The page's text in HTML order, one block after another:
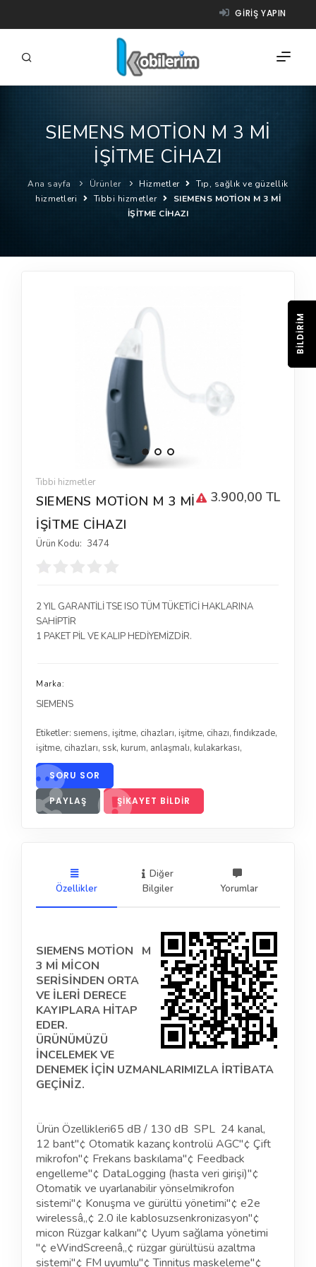
GIRIŞ YAPIN
FIRMALAR
ÜRÜNLER
NASIL ÇALIŞIR?
YARDIM
SIEMENS MOTİON M 3 Mİ
İŞİTME CİHAZI
Ana sayfa Ürünler Hizmetler
Tıp, sağlık ve güzellik
hizmetleri
Tıbbi hizmetler
SIEMENS MOTİON M 3 Mİ
İŞİTME CİHAZI
Tıbbi hizmetler
3.900,00 TL
SIEMENS MOTİON M 3 Mİ
İŞİTME CİHAZI
Ürün Kodu: 3474
2 YIL GARANTİLİ TSE ISO TÜM TÜKETİCİ HAKLARINA
SAHİPTİR
1 PAKET PİL VE KALIP HEDİYEMİZDİR.
Marka:
SIEMENS
Etiketler: sıemens, işitme, cihazları, işitme, cihazı,fındıkzade,
işitme, cihazları, ssk, kurum, anlaşmalı, kulakarkası,
SORU SOR
PAYLAŞ ŞIKAYET BILDIR
Özellikler
Diğer
Bilgiler
Yorumlar
SIEMENS MOTİON M
3 Mİ MİCON
SERİSİNDEN ORTA
VE İLERİ DERECE
KAYIPLARA HİTAP
EDER.
ÜRÜNÜMÜZÜ
İNCELEMEK VE
DENEMEK İÇİN UZMANLARIMIZLA İRTİBATA
GEÇİNİZ.
Ürün Özellikleri65 dB / 130 dB SPL 24 kanal,
12 bant"¢ Otomatik kazanç kontrolü AGC"¢ Çift
mikrofon"¢ Frekans baskılama"¢ Feedback
engelleme"¢ DataLogging (hasta veri girişi)"¢
Otomatik ve uyarlanabilir yönselmikrofon
sistemi"¢ Konuşma ve gürültü yönetimi"¢ e2e
wirelessâ„¢ 2.0 ile kablosuzsenkronizasyon"¢
micon Rüzgar kalkanı"¢ Uyum sağlama yönetimi
"¢ eWindScreenâ„¢ rüzgar gürültüsü azaltma
sistemi"¢ FM uyumlu"¢ Tinnitus maskeleme"¢
BILDIRIM